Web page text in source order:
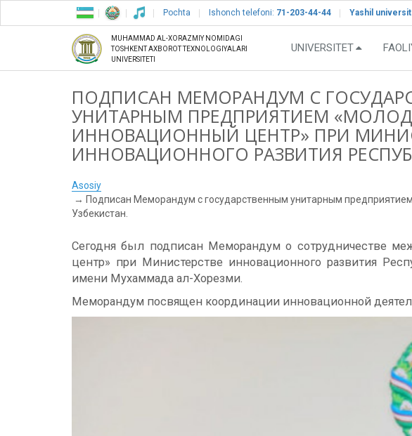
Pochta Ishonch telefoni: 71-203-44-44 Yashil
MUHAMMAD AL-XORAZMIY NOMIDAGI
TOSHKENT AXBOROT TEXNOLOGIYALARI
UNIVERSITETI
UNIVERSITET
ПОДПИСАН МЕМОРАНДУМ С
УНИТАРНЫМ ПРЕДПРИЯТИЕМ
ИННОВАЦИОННЫЙ ЦЕНТР» ПРИ
ИННОВАЦИОННОГО РАЗВИТИЯ
Asosiy
Подписан Меморандум с государственным унитарным
Узбекистан.
Сегодня был подписан Меморандум о сотрудничестве
центр» при Министерстве инновационного развития
имени Мухаммада ал-Хорезми.
Меморандум посвящен координации инновационной